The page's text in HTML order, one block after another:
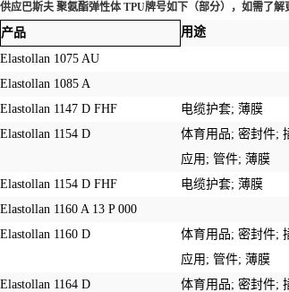
供应巴斯夫 聚氨酯弹性体 TPU牌号如下（部分），如需了解
产品 用途
Elastollan 1075 AU
Elastollan 1085 A
Elastollan 1147 D FHF
电缆护套; 薄膜
Elastollan 1154 D
体育用品; 密封件;
应用 ; 管件; 薄膜
Elastollan 1154 D FHF 电缆护套; 薄膜
Elastollan 1160 A 13 P 000
Elastollan 1160 D
体育用品; 密封件;
应用 ; 管件; 薄膜
Elastollan 1164 D 体育用品; 密封件;